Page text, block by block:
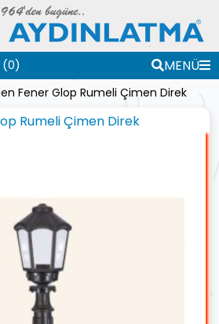
(0)
MENÜ
Fener Glop Rumeli Çimen Direk
Rumeli Çimen Direk